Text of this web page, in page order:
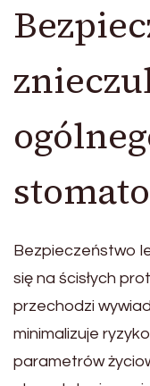
Bezpieczeństwo
się na ścisłych
przechodzi
minimalizuje
parametrów